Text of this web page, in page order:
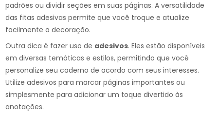
padrões ou dividir seções em suas páginas. A versatilidade
das fitas adesivas permite que você troque e atualize
facilmente a decoração.
Outra dica é fazer uso de adesivos. Eles estão disponíveis
em diversas temáticas e estilos, permitindo que você
personalize seu caderno de acordo com seus interesses.
Utilize adesivos para marcar páginas importantes ou
simplesmente para adicionar um toque divertido às
anotações.